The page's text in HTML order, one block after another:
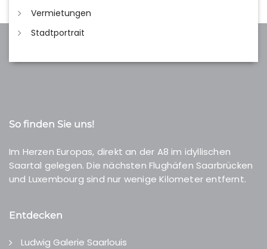
Vermietungen
Stadtportrait
So finden Sie uns!
Im Herzen Europas, direkt an der A8 im idyllischen
Saartal gelegen. Die nächsten Flughäfen Saarbrücken
und Luxembourg sind nur wenige Kilometer entfernt.
Entdecken
Ludwig Galerie Saarlouis